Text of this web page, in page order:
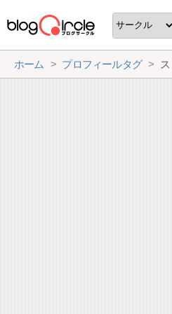
ホーム プロフィールタグ